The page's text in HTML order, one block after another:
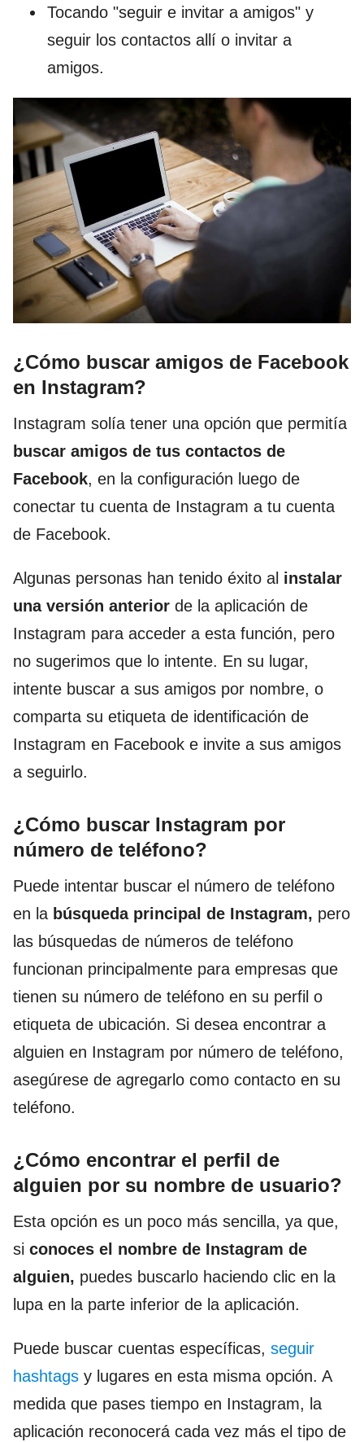
Tocando "seguir e invitar a amigos" y
seguir los contactos allí o invitar a
amigos.
¿Cómo buscar amigos de Facebook
en Instagram?
Instagram solía tener una opción que permitía
buscar amigos de tus contactos de
Facebook, en la configuración luego de
conectar tu cuenta de Instagram a tu cuenta
de Facebook.
Algunas personas han tenido éxito al instalar
una versión anterior de la aplicación de
Instagram para acceder a esta función, pero
no sugerimos que lo intente. En su lugar,
intente buscar a sus amigos por nombre, o
comparta su etiqueta de identificación de
Instagram en Facebook e invite a sus amigos
a seguirlo.
¿Cómo buscar Instagram por
número de teléfono?
Puede intentar buscar el número de teléfono
en la búsqueda principal de Instagram, pero
las búsquedas de números de teléfono
funcionan principalmente para empresas que
tienen su número de teléfono en su perfil o
etiqueta de ubicación. Si desea encontrar a
alguien en Instagram por número de teléfono,
asegúrese de agregarlo como contacto en su
teléfono.
¿Cómo encontrar el perfil de
alguien por su nombre de usuario?
Esta opción es un poco más sencilla, ya que,
si conoces el nombre de Instagram de
alguien, puedes buscarlo haciendo clic en la
lupa en la parte inferior de la aplicación.
Puede buscar cuentas específicas, seguir
hashtags y lugares en esta misma opción. A
medida que pases tiempo en Instagram, la
aplicación reconocerá cada vez más el tipo de